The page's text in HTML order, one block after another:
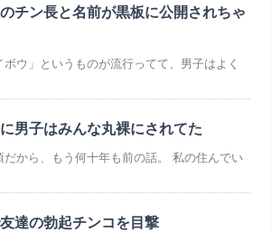
チン長と名前が黒板に公開されちゃ
ウ」というものが流行ってて、男子はよく
男子はみんな丸裸にされてた
だから、もう何十年も前の話。 私の住んでい
達の勃起チンコを目撃